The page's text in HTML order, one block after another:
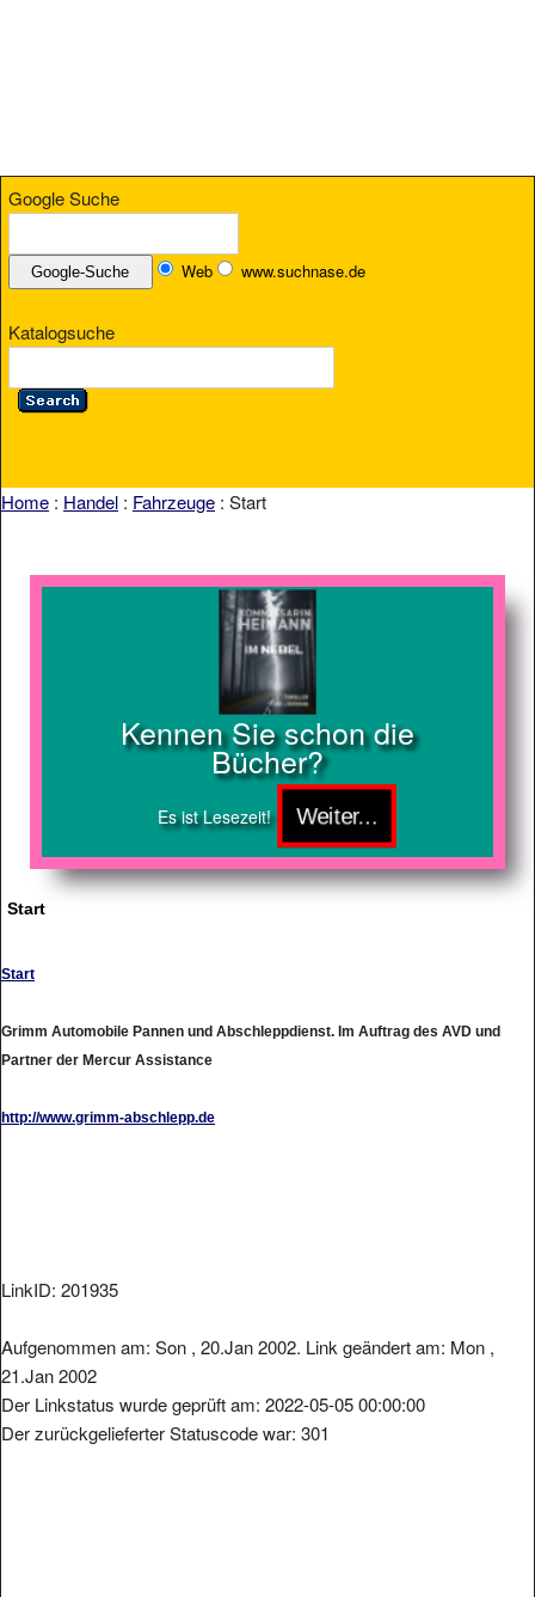
Google Suche
Web www.suchnase.de
Katalogsuche
Home : Handel : Fahrzeuge : Start
Kennen Sie schon die
Bücher?
Es ist Lesezeit!
Start
Start
Grimm Automobile Pannen und Abschleppdienst. Im Auftrag des AVD und
Partner der Mercur Assistance
http://www.grimm-abschlepp.de
LinkID: 201935
Aufgenommen am: Son , 20.Jan 2002. Link geändert am: Mon ,
21.Jan 2002
Der Linkstatus wurde geprüft am: 2022-05-05 00:00:00
Der zurückgelieferter Statuscode war: 301